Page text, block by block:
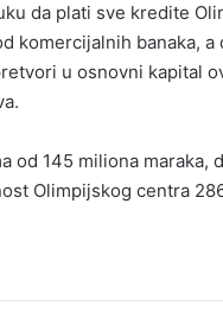
da plati sve kredite
komercijalnih banaka, a
u osnovni kapital
od 145 miliona maraka,
Olimpijskog centra